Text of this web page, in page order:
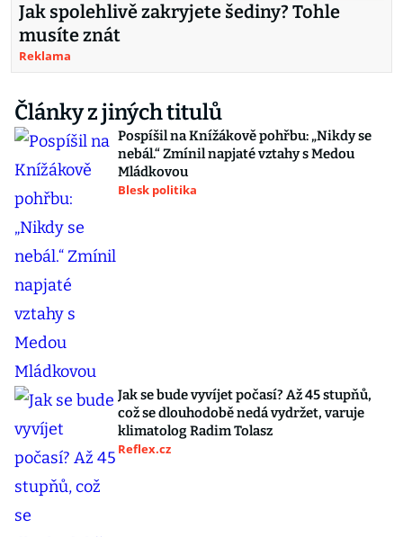
Jak spolehlivě zakryjete šediny? Tohle
musíte znát
Reklama
Články z jiných titulů
Pospíšil na Knížákově pohřbu: „Nikdy se
nebál.“ Zmínil napjaté vztahy s Medou
Mládkovou
Blesk politika
Jak se bude vyvíjet počasí? Až 45 stupňů,
což se dlouhodobě nedá vydržet, varuje
klimatolog Radim Tolasz
Reflex.cz